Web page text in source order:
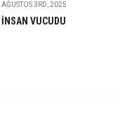
AĞUSTOS 3RD, 2025
İNSAN VUCUDU